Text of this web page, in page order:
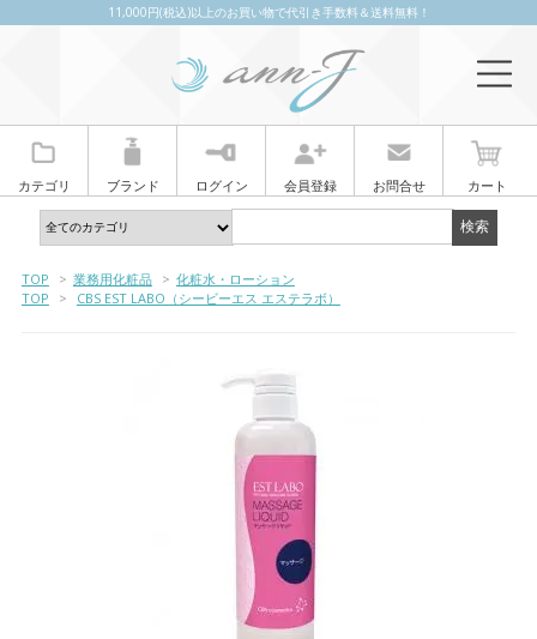
11,000円(税込)以上のお買い物で代引き手数料＆送料無料！
カテゴリ ブランド ログイン 会員登録 お問合せ カート
TOP > 業務用化粧品 > 化粧水・ローション
TOP
> CBS EST LABO（シービーエス エステラボ）